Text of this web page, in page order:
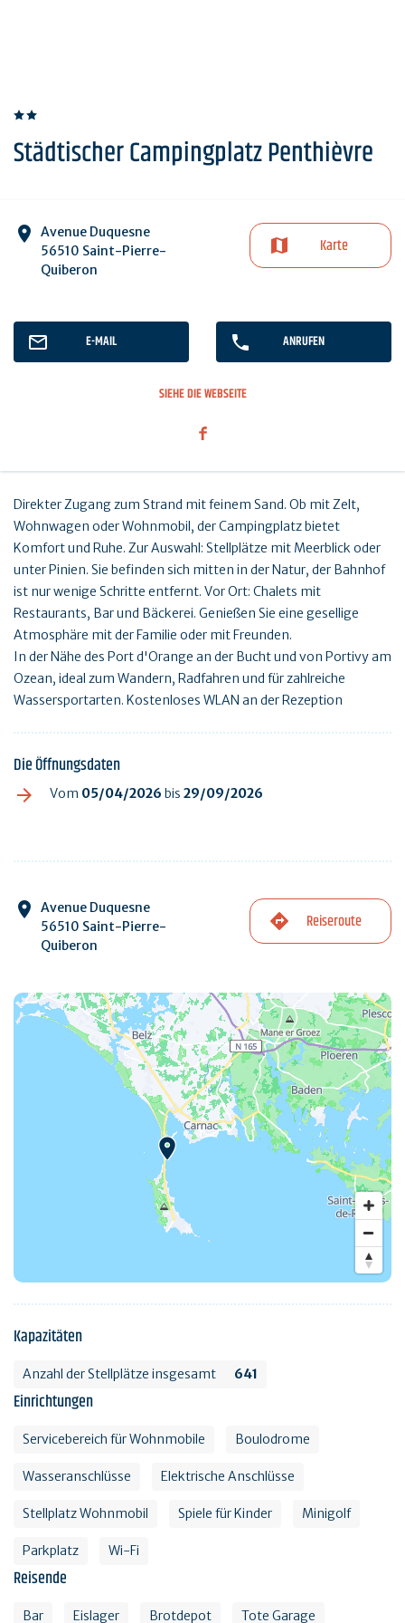
Städtischer Campingplatz Penthièvre
Avenue Duquesne
56510 Saint-Pierre-
Quiberon
Karte
E-MAIL ANRUFEN
SIEHE DIE WEBSEITE
Direkter Zugang zum Strand mit feinem Sand. Ob mit Zelt,
Wohnwagen oder Wohnmobil, der Campingplatz bietet
Komfort und Ruhe. Zur Auswahl: Stellplätze mit Meerblick oder
unter Pinien. Sie befinden sich mitten in der Natur, der Bahnhof
ist nur wenige Schritte entfernt. Vor Ort: Chalets mit
Restaurants, Bar und Bäckerei. Genießen Sie eine gesellige
Atmosphäre mit der Familie oder mit Freunden.
In der Nähe des Port d'Orange an der Bucht und von Portivy am
Ozean, ideal zum Wandern, Radfahren und für zahlreiche
Wassersportarten. Kostenloses WLAN an der Rezeption
Die Öffnungsdaten
Vom 05/04/2026 bis 29/09/2026
Avenue Duquesne
56510 Saint-Pierre-
Quiberon
Reiseroute
Kapazitäten
Anzahl der Stellplätze insgesamt 641
Einrichtungen
Servicebereich für Wohnmobile Boulodrome
Wasseranschlüsse Elektrische Anschlüsse
Stellplatz Wohnmobil Spiele für Kinder Minigolf
Parkplatz Wi-Fi
Reisende
Bar Eislager Brotdepot Tote Garage